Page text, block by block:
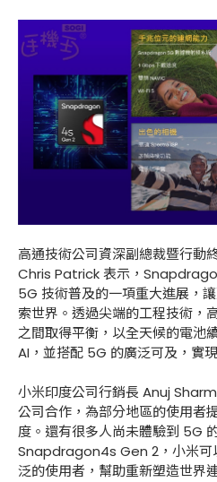
高通技術公司資深副總裁暨行動
Chris Patrick 表示，
5G 技術普及的一項重大進展，
索世界。透過尖端的工程技術，
之間取得平衡，以全天候的電池
AI，並搭配 5G 的廣泛可及，實
小米印度公司行銷長 Anuj
公司合作，為部分地區的使用者
度。還有很多人尚未體驗到 5G
Snapdragon4s Gen 2，小米可
泛的使用者，幫助重新塑造世界